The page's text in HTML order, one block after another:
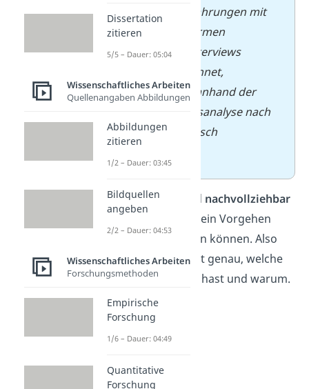
Branchen und Erfahrungen mit
mobilen Arbeitsformen
abzubilden. Die Interviews
wurden aufgezeichnet,
transkribiert und anhand der
qualitativen Inhaltsanalyse nach
Mayring systematisch
Tipp:Seipräzise und nachvollziehbar
— dein Leser muss dein Vorgehen
verstehen und prüfen können. Also
beschreibe möglichst genau, welche
Schritte du gemacht hast und warum.
Dissertation
zitieren
5/5 – Dauer: 05:04
Wissenschaftliches Arbeiten
Quellenangaben Abbildungen
Abbildungen
zitieren
1/2 – Dauer: 03:45
Bildquellen
angeben
2/2 – Dauer: 04:53
Wissenschaftliches Arbeiten
Forschungsmethoden
Empirische
Forschung
1/6 – Dauer: 04:49
Quantitative
Forschung